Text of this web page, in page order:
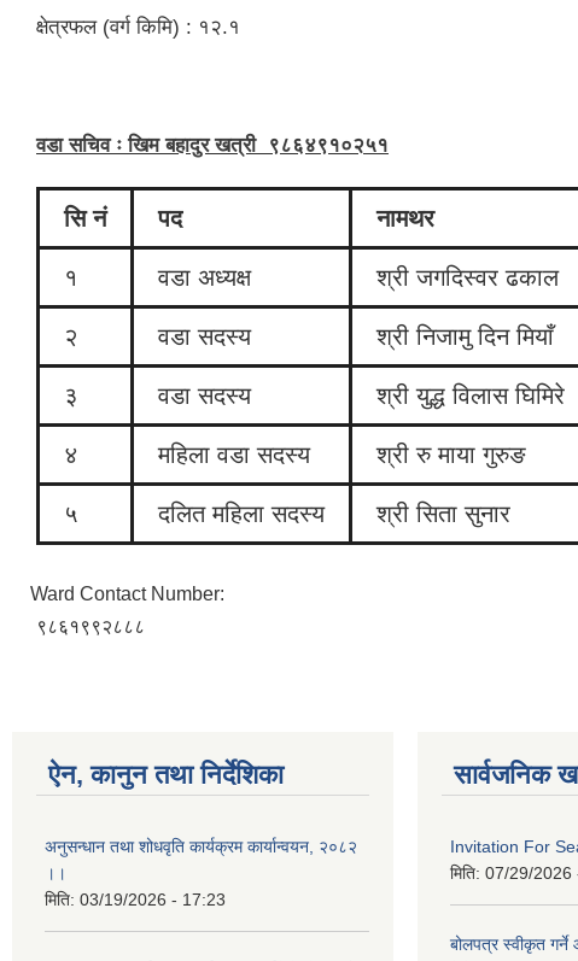
क्षेत्रफल (वर्ग किमि) : १२.१
वडा सचिव ः खिम बहादुर खत्री ९८६४९१०२५१
सि नं पद नामथर
१ वडा अध्यक्ष श्री जगदिस्वर ढकाल
२ वडा सदस्य श्री निजामु दिन मियाँ
३ वडा सदस्य श्री युद्ध विलास घिमिरे
४ महिला वडा सदस्य श्री रु माया गुरुङ
५ दलित महिला सदस्य श्री सिता सुनार
Ward Contact Number:
९८६१९९२८८८
ऐन, कानुन तथा निर्देशिका
अनुसन्धान तथा शोधवृति कार्यक्रम कार्यान्वयन, २०८२
।।
मिति: 03/19/2026 - 17:23
सार्वजनिक
Invitation For
मिति: 07/29/2026
बोलपत्र स्वीकृत